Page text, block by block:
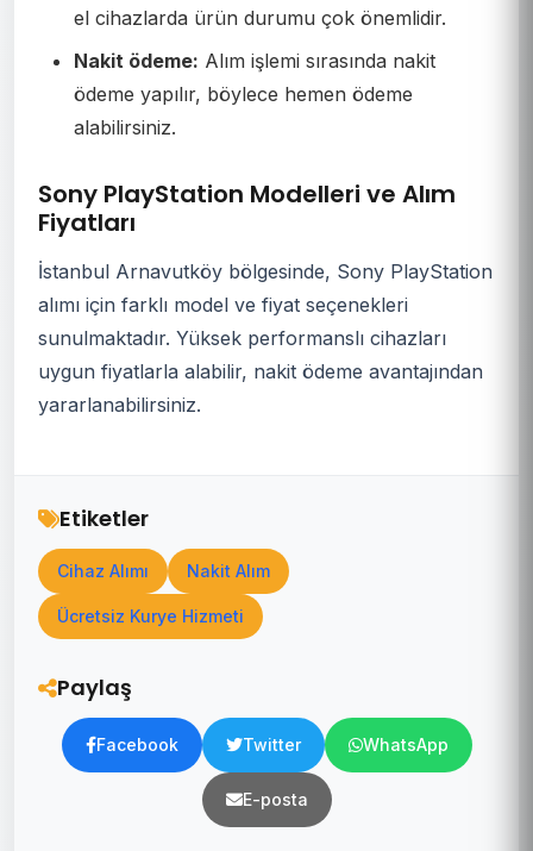
el cihazlarda ürün durumu çok önemlidir.
Nakit ödeme: Alım işlemi sırasında nakit
ödeme yapılır, böylece hemen ödeme
alabilirsiniz.
Sony PlayStation Modelleri ve Alım
Fiyatları
İstanbul Arnavutköy bölgesinde, Sony PlayStation
alımı için farklı model ve fiyat seçenekleri
sunulmaktadır. Yüksek performanslı cihazları
uygun fiyatlarla alabilir, nakit ödeme avantajından
yararlanabilirsiniz.
Etiketler
Cihaz Alımı Nakit Alım
Ücretsiz Kurye Hizmeti
Paylaş
Facebook Twitter WhatsApp
E-posta